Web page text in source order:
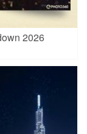
2026